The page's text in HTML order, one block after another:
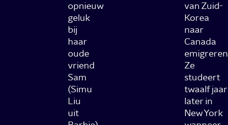
opnieuw
geluk
bij
haar
oude
vriend
Sam
(Simu
Liu
uit
van Zuid-
Korea
naar
Canada
Ze
studeert
twaalf jaar
later in
New York